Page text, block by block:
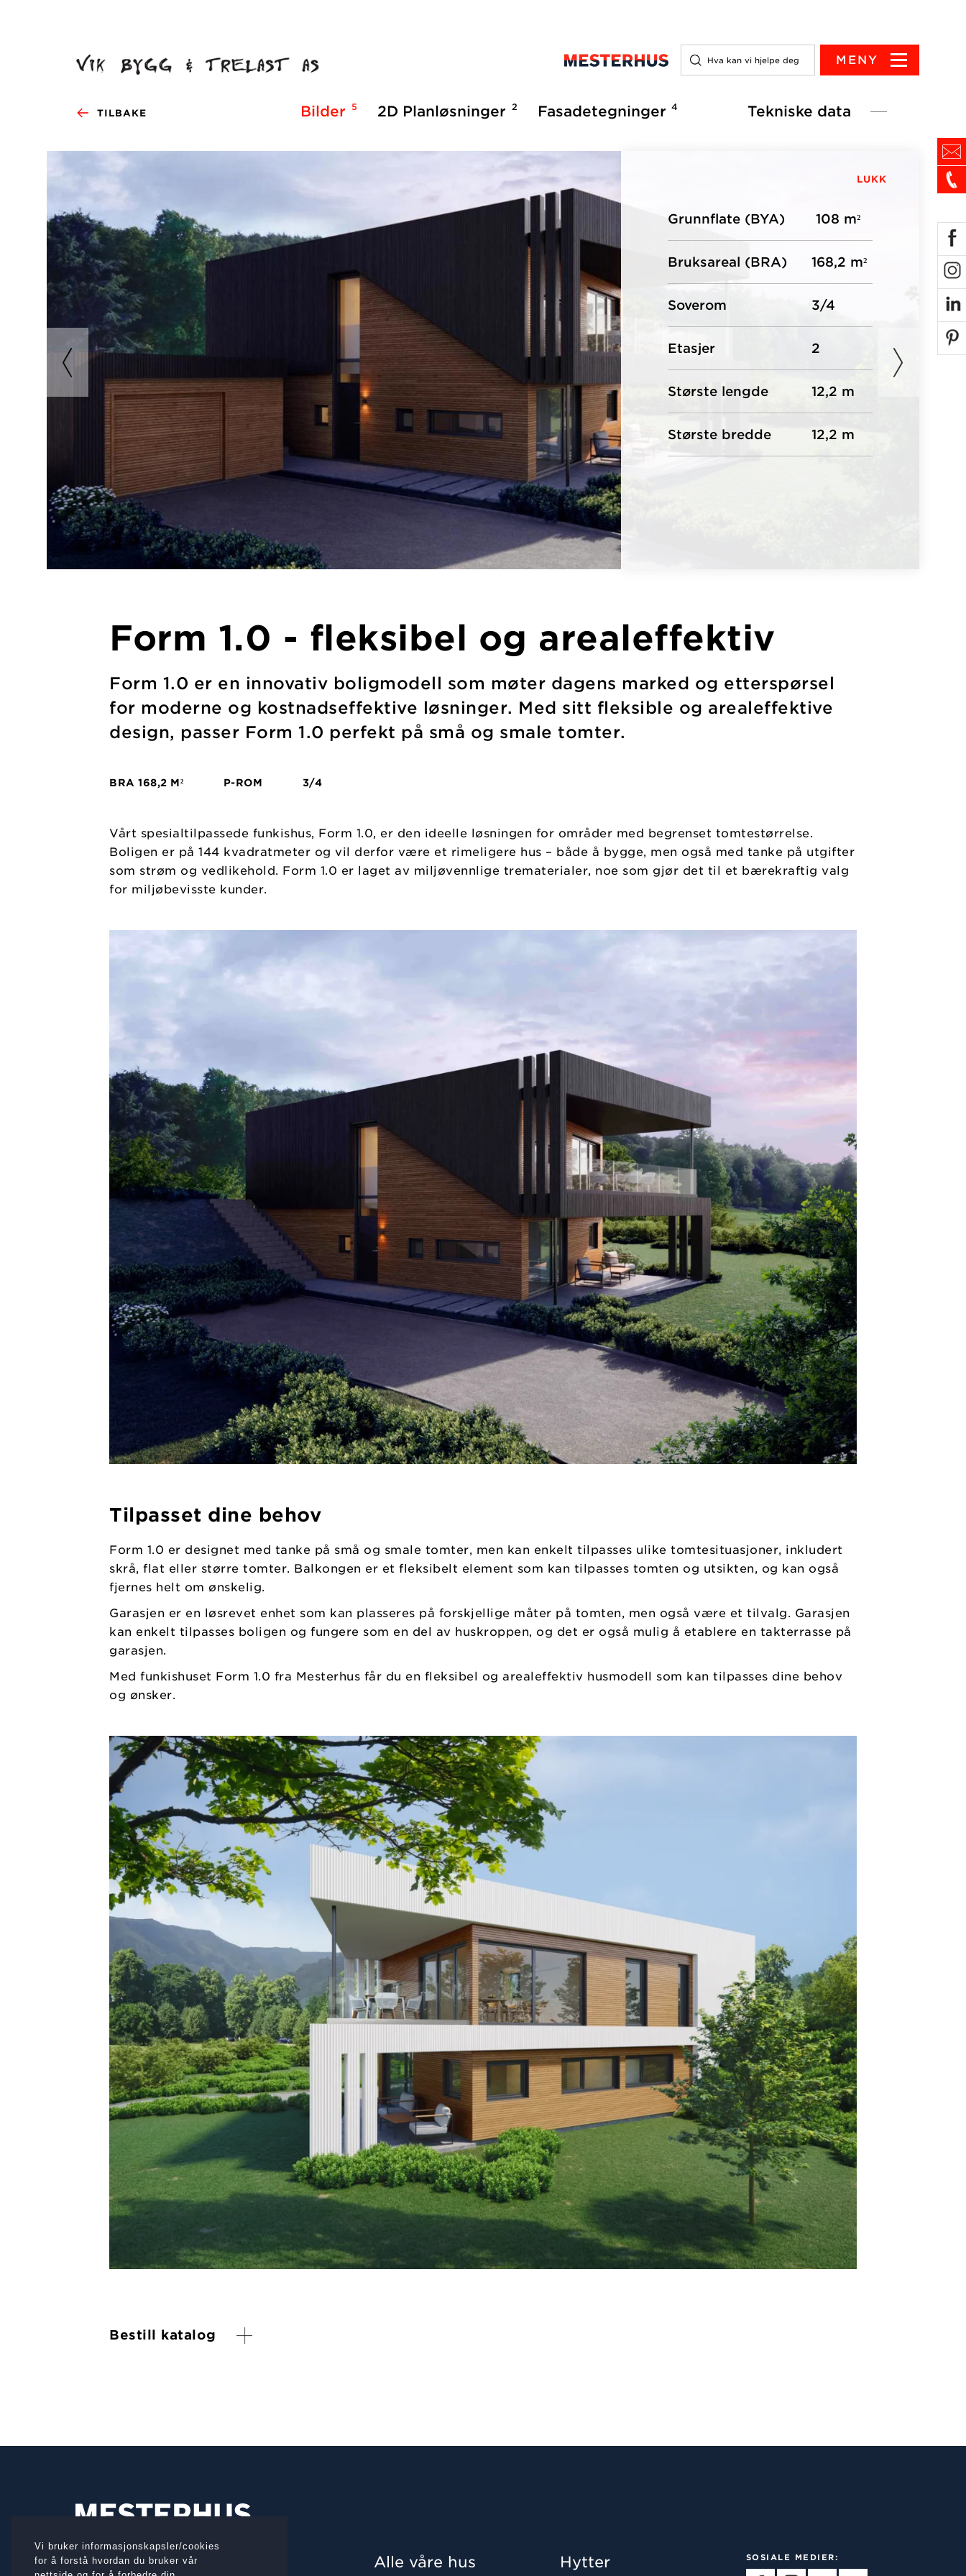
Vi bruker informasjonskapsler/cookies
for å forstå hvordan du bruker vår
MENY
TILBAKE Bilder 5 2D Planløsninger 2 Fasadetegninger 4 Tekniske data
LUKK
Grunnflate (BYA) 108 m²
Bruksareal (BRA) 168,2 m²
Soverom 3/4
Etasjer 2
Største lengde 12,2 m
Største bredde 12,2 m
Form 1.0 - fleksibel og arealeffektiv
Form 1.0 er en innovativ boligmodell som møter dagens marked og etterspørsel
for moderne og kostnadseffektive løsninger. Med sitt fleksible og arealeffektive
design, passer Form 1.0 perfekt på små og smale tomter.
BRA 168,2 M² P-ROM 3/4
Vårt spesialtilpassede funkishus, Form 1.0, er den ideelle løsningen for områder med begrenset tomtestørrelse.
Boligen er på 144 kvadratmeter og vil derfor være et rimeligere hus – både å bygge, men også med tanke på utgifter
som strøm og vedlikehold. Form 1.0 er laget av miljøvennlige trematerialer, noe som gjør det til et bærekraftig valg
for miljøbevisste kunder.
Tilpasset dine behov
Form 1.0 er designet med tanke på små og smale tomter, men kan enkelt tilpasses ulike tomtesituasjoner, inkludert
skrå, flat eller større tomter. Balkongen er et fleksibelt element som kan tilpasses tomten og utsikten, og kan også
fjernes helt om ønskelig.
Garasjen er en løsrevet enhet som kan plasseres på forskjellige måter på tomten, men også være et tilvalg. Garasjen
kan enkelt tilpasses boligen og fungere som en del av huskroppen, og det er også mulig å etablere en takterrasse på
garasjen.
Med funkishuset Form 1.0 fra Mesterhus får du en fleksibel og arealeffektiv husmodell som kan tilpasses dine behov
og ønsker.
Bestill katalog
BESØKSADRESSE
Alle våre hus Hytter SOSIALE MEDIER: